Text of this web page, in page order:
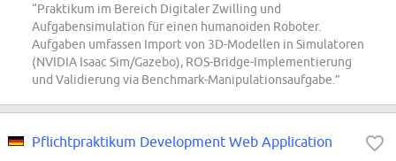
“Praktikum im Bereich Digitaler Zwilling und
Aufgabensimulation für einen humanoiden Roboter.
Aufgaben umfassen Import von 3D-Modellen in Simulatoren
(NVIDIA Isaac Sim/Gazebo), ROS-Bridge-Implementierung
und Validierung via Benchmark-Manipulationsaufgabe.”
Pflichtpraktikum Development Web Application